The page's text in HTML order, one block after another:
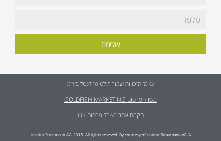
שליחה
© כל הזכויות שמורות לטופז דנטל בע״מ
משרד פרסום GOLDFISH MARKETING
הקמת אתר משרד פרסום OK
© Institut Straumann AG, 2015. All rights reserved. By courtesy of Institut Straumann AG.